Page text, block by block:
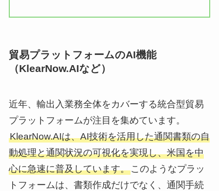
貿易プラットフォームのAI機能
（KlearNow.AIなど）
近年、輸出入業務全体をカバーする統合型貿易
プラットフォームが注目を集めています。
KlearNow.AIは、AI技術を活用した通関書類の自
動処理と通関状況の可視化を実現し、米国を中
心に急速に普及しています。このようなプラッ
トフォームは、書類作成だけでなく、通関手続